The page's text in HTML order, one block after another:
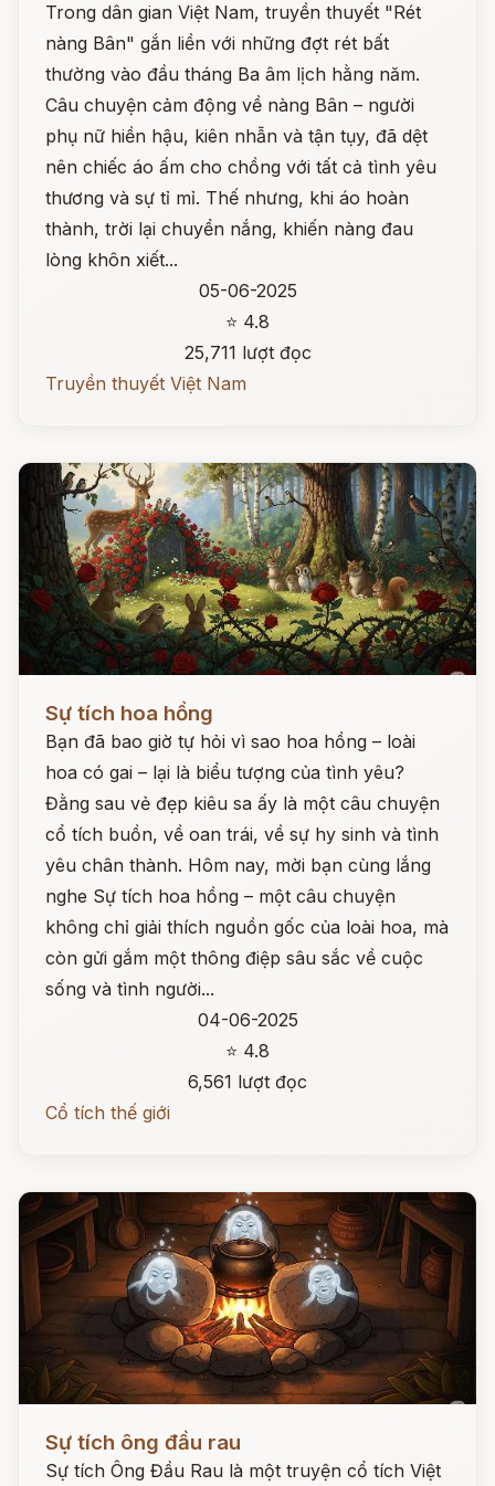
Trong dân gian Việt Nam, truyền thuyết "Rét
nàng Bân" gắn liền với những đợt rét bất
thường vào đầu tháng Ba âm lịch hằng năm.
Câu chuyện cảm động về nàng Bân – người
phụ nữ hiền hậu, kiên nhẫn và tận tụy, đã dệt
nên chiếc áo ấm cho chồng với tất cả tình yêu
thương và sự tỉ mỉ. Thế nhưng, khi áo hoàn
thành, trời lại chuyển nắng, khiến nàng đau
lòng khôn xiết...
05-06-2025
⭐ 4.8
25,711 lượt đọc
Truyền thuyết Việt Nam
Sự tích hoa hồng
Bạn đã bao giờ tự hỏi vì sao hoa hồng – loài
hoa có gai – lại là biểu tượng của tình yêu?
Đằng sau vẻ đẹp kiêu sa ấy là một câu chuyện
cổ tích buồn, về oan trái, về sự hy sinh và tình
yêu chân thành. Hôm nay, mời bạn cùng lắng
nghe Sự tích hoa hồng – một câu chuyện
không chỉ giải thích nguồn gốc của loài hoa, mà
còn gửi gắm một thông điệp sâu sắc về cuộc
sống và tình người...
04-06-2025
⭐ 4.8
6,561 lượt đọc
Cổ tích thế giới
Sự tích ông đầu rau
Sự tích Ông Đầu Rau là một truyện cổ tích Việt